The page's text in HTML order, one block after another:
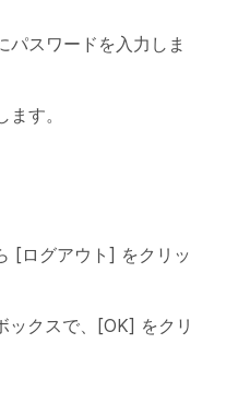
パスワードを入力しま
す。
[ログアウト] をクリッ
ックスで、[OK] をクリ